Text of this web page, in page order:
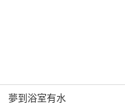
夢到浴室有水